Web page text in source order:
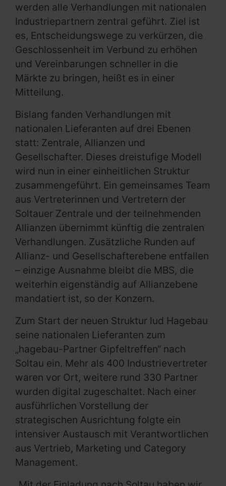
werden alle Verhandlungen mit nationalen
Industriepartnern zentral geführt. Ziel ist
es, Entscheidungswege zu verkürzen, die
Geschlossenheit im Verbund zu erhöhen
und Vereinbarungen schneller in die
Märkte zu bringen, heißt es in einer
Mitteilung.
Bislang fanden Verhandlungen mit
nationalen Lieferanten auf drei Ebenen
statt: Zentrale, Allianzen und
Gesellschafter. Dieses dreistufige Modell
wird nun in einer einheitlichen Struktur
zusammengeführt. Ein gemeinsames Team
aus Vertreterinnen und Vertretern der
Soltauer Zentrale und der teilnehmenden
Allianzen übernimmt künftig die zentralen
Verhandlungen. Zusätzliche Runden auf
Allianz- und Gesellschafterebene entfallen
– einzige Ausnahme bleibt die MBS, die
weiterhin eigenständig auf Allianzebene
mandatiert ist, so der Konzern.
Zum Start der neuen Struktur lud Hagebau
seine nationalen Lieferanten zum
„hagebau-Partner Gipfeltreffen“ nach
Soltau ein. Mehr als 400 Industrievertreter
waren vor Ort, weitere rund 330 Partner
wurden digital zugeschaltet. Nach einer
ausführlichen Vorstellung der
strategischen Ausrichtung folgte ein
intensiver Austausch mit Verantwortlichen
aus Vertrieb, Marketing und Category
Management.